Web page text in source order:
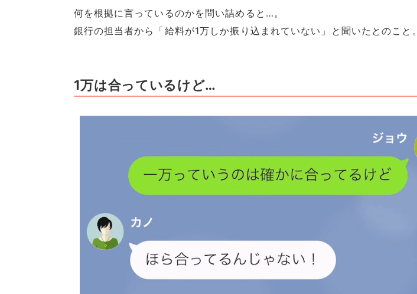
何を根拠に言っているのかを問い詰めると…。
銀行の担当者から「給料が1万しか振り込まれていない」と聞いたとのこと。
1万は合っているけど…